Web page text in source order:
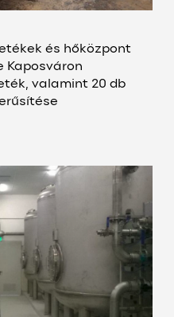
és hőközpont
Kaposváron
valamint 20 db